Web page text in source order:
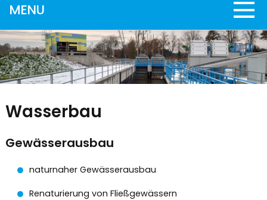
MENU
Wasserbau
Gewässerausbau
naturnaher Gewässerausbau
Renaturierung von Fließgewässern